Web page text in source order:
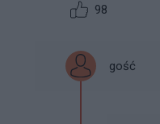
98
gość